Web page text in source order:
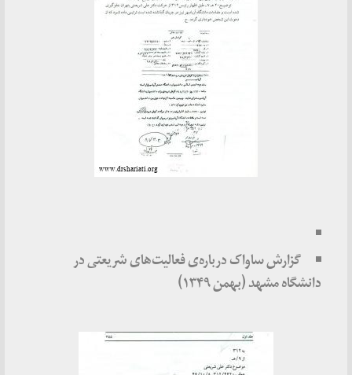
گزارش ساواک درباره‌ی فعالیت‌های شریعتی در
دانشگاه مشهد (بهمن ۱۳۴۹)